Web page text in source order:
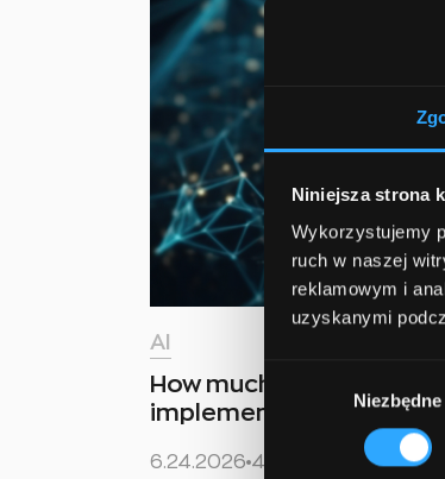
Niniejsza strona
Wykorzystujemy
ruch w naszej
reklamowym i
uzyskanymi
Niezbędne
AI
How much data do you
implementation?
6.24.2026 4 min read